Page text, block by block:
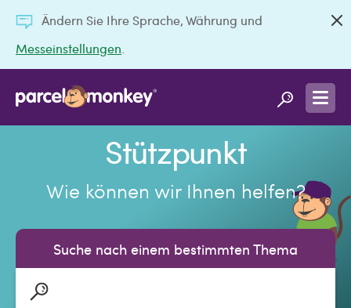
Ändern Sie Ihre Sprache, Währung und
Messeinstellungen
Stützpunkt
Wie können wir Ihnen helfen?
Suche nach einem bestimmten Thema